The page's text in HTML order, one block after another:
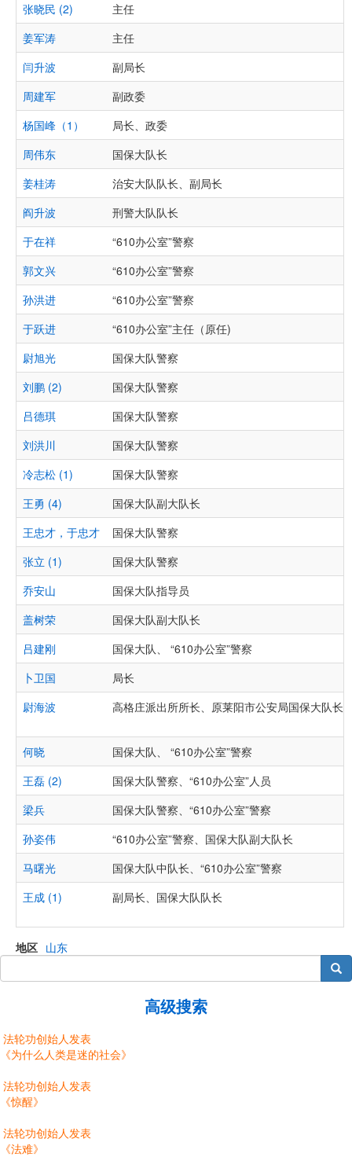
张晓民 (2)
主任
姜军涛
主任
闫升波
副局长
周建军
副政委
杨国峰（1）
局长、政委
周伟东
国保大队长
姜桂涛
治安大队队长、副局长
阎升波
刑警大队队长
于在祥
“610办公室”警察
郭文兴
“610办公室”警察
孙洪进
“610办公室”警察
于跃进
“610办公室”主任（原任)
尉旭光
国保大队警察
刘鹏 (2)
国保大队警察
吕德琪
国保大队警察
刘洪川
国保大队警察
冷志松 (1)
国保大队警察
王勇 (4)
国保大队副大队长
王忠才，于忠才
国保大队警察
张立 (1)
国保大队警察
乔安山
国保大队指导员
盖树荣
国保大队副大队长
吕建刚
国保大队、 “610办公室”警察
卜卫国
局长
尉海波
高格庄派出所所长、原莱阳市公安局国保大队长
何晓
国保大队、 “610办公室”警察
王磊 (2)
国保大队警察、“610办公室”人员
梁兵
国保大队警察、“610办公室”警察
孙姿伟
“610办公室”警察、国保大队副大队长
马曙光
国保大队中队长、“610办公室”警察
王成 (1)
副局长、国保大队队长
地区 山东
搜索
高级搜索
法轮功创始人发表
《为什么人类是迷的社会》
法轮功创始人发表
《惊醒》
法轮功创始人发表
《法难》